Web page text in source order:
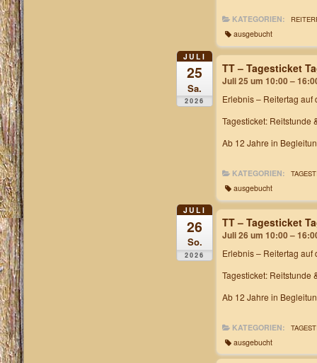
KATEGORIEN:
ausgebucht
JULI
25
Sa.
2026
TT – Tagesticket
Juli 25 um 10:00 –
Erlebnis – Reitertag auf
Tagesticket: Reitstunde
Ab 12 Jahre in
KATEGORIEN:
ausgebucht
JULI
26
So.
2026
TT – Tagesticket
Juli 26 um 10:00 –
Erlebnis – Reitertag auf
Tagesticket: Reitstunde
Ab 12 Jahre in
KATEGORIEN:
ausgebucht